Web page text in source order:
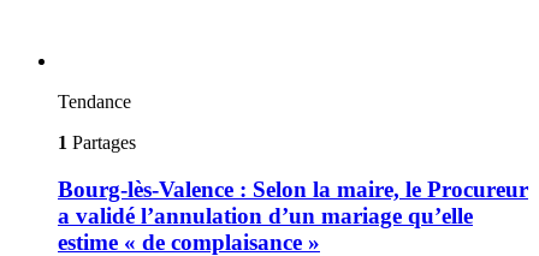
Tendance
1 Partages
Bourg-lès-Valence : Selon la maire, le Procureur
a validé l’annulation d’un mariage qu’elle
estime « de complaisance »